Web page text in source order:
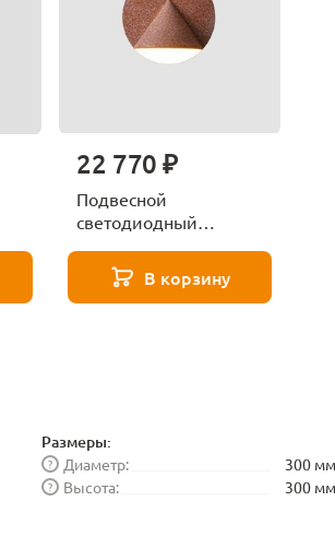
22 770 ₽
Подвесной
светодиодный
Loft Flecks 179702-26
В корзину
Размеры:
Диаметр:
?
300
Высота:
? 300